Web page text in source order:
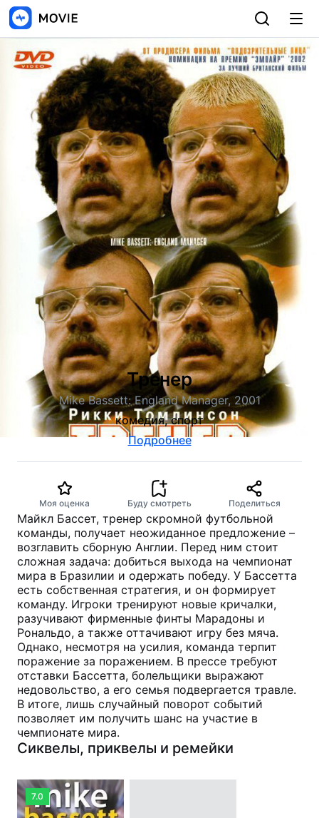
Тренер
Mike Bassett: England Manager, 2001
комедия, спорт
Подробнее
Моя оценка Буду смотреть Поделиться
Майкл Бассет, тренер скромной футбольной
команды, получает неожиданное предложение –
возглавить сборную Англии. Перед ним стоит
сложная задача: добиться выхода на чемпионат
мира в Бразилии и одержать победу. У Бассетта
есть собственная стратегия, и он формирует
команду. Игроки тренируют новые кричалки,
разучивают фирменные финты Марадоны и
Рональдо, а также оттачивают игру без мяча.
Однако, несмотря на усилия, команда терпит
поражение за поражением. В прессе требуют
отставки Бассетта, болельщики выражают
недовольство, а его семья подвергается травле.
В итоге, лишь случайный поворот событий
позволяет им получить шанс на участие в
чемпионате мира.
Сиквелы, приквелы и ремейки
7.0